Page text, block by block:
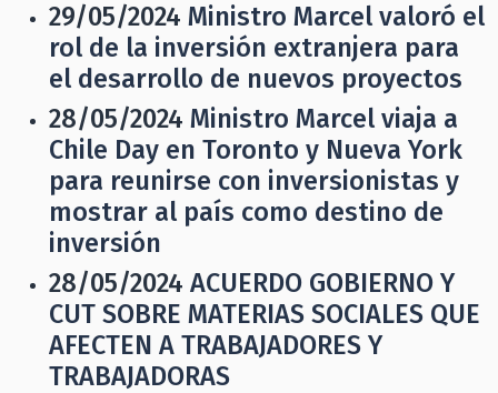
29/05/2024 Ministro Marcel valoró el
rol de la inversión extranjera para
el desarrollo de nuevos proyectos
28/05/2024 Ministro Marcel viaja a
Chile Day en Toronto y Nueva York
para reunirse con inversionistas y
mostrar al país como destino de
inversión
28/05/2024 ACUERDO GOBIERNO Y
CUT SOBRE MATERIAS SOCIALES QUE
AFECTEN A TRABAJADORES Y
TRABAJADORAS